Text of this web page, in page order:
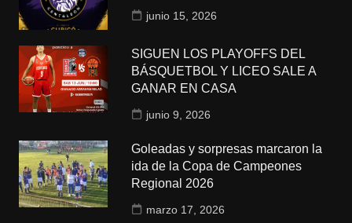
junio 15, 2026
SIGUEN LOS PLAYOFFS DEL
BÁSQUETBOL Y LICEO SALE A
GANAR EN CASA
junio 9, 2026
Goleadas y sorpresas marcaron la
ida de la Copa de Campeones
Regional 2026
marzo 17, 2026